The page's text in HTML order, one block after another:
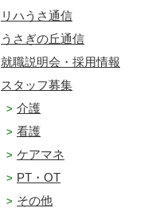
リハうさ通信
うさぎの丘通信
就職説明会・採用情報
スタッフ募集
介護
看護
ケアマネ
PT・OT
その他